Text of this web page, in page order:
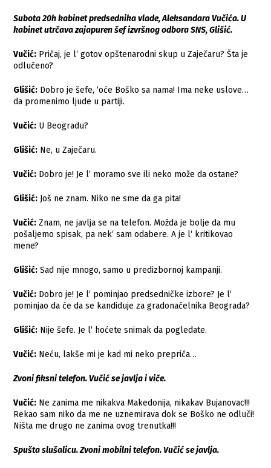
Subota 20h kabinet predsednika vlade, Aleksandara Vučića. U
kabinet utrčava zajapuren šef izvršnog odbora SNS, Glišić.
Vučić: Pričaj, je l‘ gotov opštenarodni skup u Zaječaru? Šta je
odlučeno?
Glišić: Dobro je šefe, ‘oće Boško sa nama! Ima neke uslove…
da promenimo ljude u partiji.
Vučić: U Beogradu?
Glišić: Ne, u Zaječaru.
Vučić: Dobro je! Je l‘ moramo sve ili neko može da ostane?
Glišić: Još ne znam. Niko ne sme da ga pita!
Vučić: Znam, ne javlja se na telefon. Možda je bolje da mu
pošaljemo spisak, pa nek‘ sam odabere. A je l‘ kritikovao
mene?
Glišić: Sad nije mnogo, samo u predizbornoj kampanji.
Vučić: Dobro je! Je l‘ pominjao predsedničke izbore? Je l‘
pominjao da će da se kandiduje za gradonačelnika Beograda?
Glišić: Nije šefe. Je l‘ hoćete snimak da pogledate.
Vučić: Neću, lakše mi je kad mi neko prepriča…
Zvoni fiksni telefon. Vučić se javlja i viče.
Vučić: Ne zanima me nikakva Makedonija, nikakav Bujanovac!!!
Rekao sam niko da me ne uznemirava dok se Boško ne odluči!
Ništa me drugo ne zanima ovog trenutka!!!
Spušta slušalicu. Zvoni mobilni telefon. Vučić se javlja.